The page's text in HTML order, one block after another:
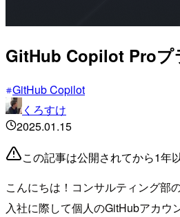
GitHub Copilot Proプ
GitHub Copilot
くろすけ
2025.01.15
この記事は公開されてから1年
こんにちは！コンサルティング部
入社に際して個人のGitHubアカウ